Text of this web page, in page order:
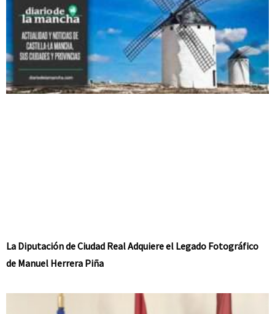
La Diputación de Ciudad Real Adquiere el Legado Fotográfico
de Manuel Herrera Piña